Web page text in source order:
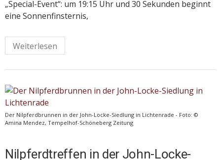
„Special-Event“: um 19:15 Uhr und 30 Sekunden beginnt
eine Sonnenfinsternis,
Weiterlesen
Der Nilpferdbrunnen in der John-Locke-Siedlung in Lichtenrade - Foto: ©
Amina Mendez, Tempelhof-Schöneberg Zeitung
Nilpferdtreffen in der John-Locke-